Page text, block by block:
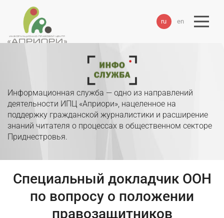
ru en
Информационная служба — одно из направлений
деятельности ИПЦ «Априори», нацеленное на
поддержку гражданской журналистики и расширение
знаний читателя о процессах в общественном секторе
Приднестровья.
Специальный докладчик ООН
по вопросу о положении
правозащитников